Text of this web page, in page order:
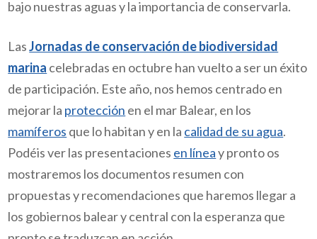
bajo nuestras aguas y la importancia de conservarla.
LasJornadas de conservación de biodiversidad
marina celebradas en octubre han vuelto a ser un éxito
de participación. Este año, nos hemos centrado en
mejorar la protección en el mar Balear, en los
mamíferos que lo habitan y en la calidad de su agua.
Podéis ver las presentaciones en líneay pronto os
mostraremos los documentos resumen con
propuestas y recomendaciones que haremos llegar a
los gobiernos balear y central con la esperanza que